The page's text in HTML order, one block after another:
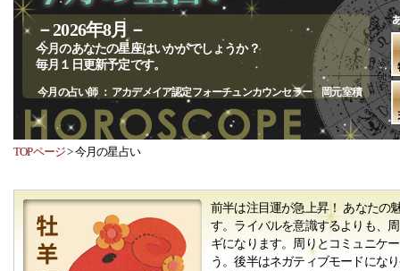
－2026年8月－
今月のあなたの星座はいかがでしょうか？
毎月１日更新予定です。
今月の占い師 ： アカデメイア認定フォーチュンカウンセラー 岡元室積
TOPページ>今月の星占い
前半は注目運が急上昇！ あなたの
す。ライバルを意識するよりも、
ギになります。周りとコミュニケ
う。後半はネガティブモードにな